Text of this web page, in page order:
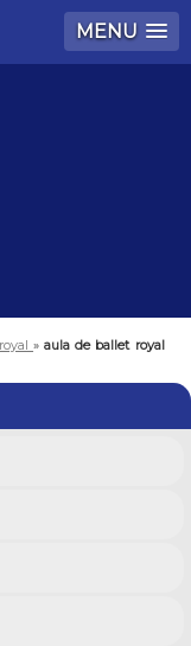
MENU
»aula de ballet royal